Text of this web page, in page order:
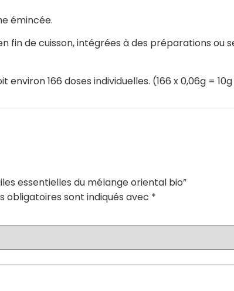
émincée.
fin de cuisson, intégrées à des préparations
166 doses individuelles. (166 x 0,06g =
essentielles du mélange oriental bio”
obligatoires sont indiqués avec *